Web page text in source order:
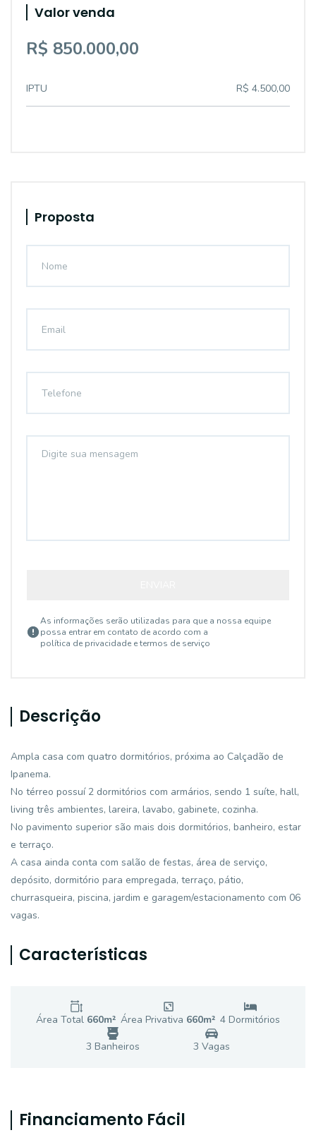
Valor venda
R$ 850.000,00
IPTU R$ 4.500,00
Proposta
As informações serão utilizadas para que a nossa equipe
possa entrar em contato de acordo com a
política de privacidade e termos de serviço
Descrição
Ampla casa com quatro dormitórios, próxima ao Calçadão de
Ipanema.
No térreo possuí 2 dormitórios com armários, sendo 1 suíte, hall,
living três ambientes, lareira, lavabo, gabinete, cozinha.
No pavimento superior são mais dois dormitórios, banheiro, estar
e terraço.
A casa ainda conta com salão de festas, área de serviço,
depósito, dormitório para empregada, terraço, pátio,
churrasqueira, piscina, jardim e garagem/estacionamento com 06
vagas.
Características
Área Total 660m² Área Privativa 660m² 4 Dormitórios
3 Banheiros 3 Vagas
Financiamento Fácil